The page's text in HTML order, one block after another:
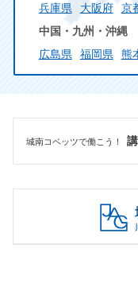
兵庫県
大阪府 京
中国・九州・沖縄
広島県
福岡県 熊
城南コベッツで働こう！